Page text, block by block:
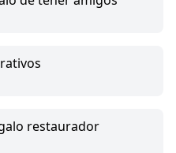
restaurador